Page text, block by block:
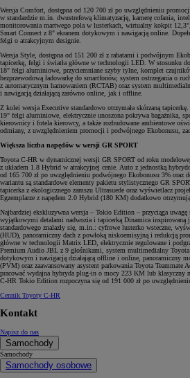
Wersja Comfort, dostępna od 120 700 zł po uwzględnieniu
w standardzie m.in. dwustrefową klimatyzację, kamerę cofania,
monitorowania martwego pola w lusterkach, wirtualny kokpit
Smart Connect z 8" ekranem dotykowym i nawigacją online.
felgi o atrakcyjnym designie.
Wersja Style, dostępna od 151 200 zł z rabatami i podwójnym
tapicerkę, felgi i światła główne w technologii LED. W stosunku
18" felgi aluminiowe, przyciemniane szyby tylne, komplet
bezprzewodową ładowarkę do smartfonów, system ostrzegania o
z automatycznym hamowaniem (RCTAB) oraz system
i nawigacją działającą zarówno online, jak i offline.
Z kolei wersja Executive standardowo otrzymała skórzaną
19" felgi aluminiowe, elektrycznie unoszona pokrywa bagażnika,
kierownicy i fotela kierowcy, a także rozbudowane ambientowe
odmiany, z uwzględnieniem promocji i podwójnego Ekobonusu,
Większa liczba napędów w wersji GR SPORT
Toyota C-HR w dynamicznej wersji GR SPORT od roku
z układem 1.8 Hybrid w atrakcyjnej cenie. Auto z jednostką
od 165 700 zł po uwzględnieniu podwójnego Ekobonusu 3% oraz
wariantu są standardowe elementy pakietu stylistycznego GR
tapicerka z ekologicznego zamszu Ultrasuede oraz wyświetlacz
Egzemplarze z napędem 2.0 Hybrid (180 KM) dodatkowo
Najbardziej ekskluzywna wersja – Tokio Edition – przyciąga
wyjątkowymi detalami nadwozia i tapicerką Dinamica inspirowaną
standardowego znalazły się, m.in.: cyfrowe lusterko wsteczne,
(HUD), panoramiczny dach z powłoką niskoemisyjną i redukcją
główne w technologii Matrix LED, elektrycznie regulowane i
Premium Audio JBL z 9 głośnikami, system multimedialny
dotykowym i nawigacją działającą offline i online, panoramiczny
(PVM) oraz zaawansowany asystent parkowania Toyota Teammate
pracować wydajna hybryda plug-in o mocy 223 KM lub klasyczny
C-HR Tokio Edition rozpoczyna się od 191 000 zł po
Cennik Toyoty C-HR
Kontakt
Napisz do nas
Samochody
Samochody
Samochody osobowe